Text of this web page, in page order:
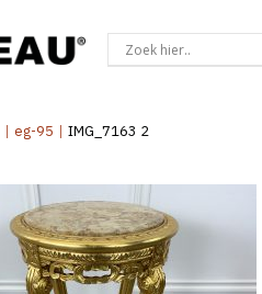
| eg-95 | IMG_7163 2